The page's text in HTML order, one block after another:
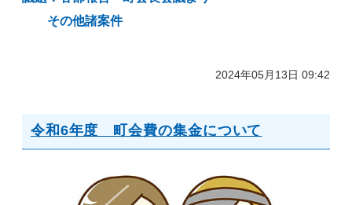
その他諸案件
2024年05月13日 09:42
令和6年度 町会費の集金について